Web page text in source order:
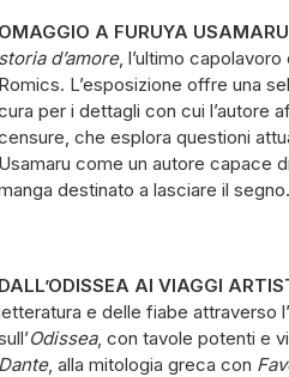
OMAGGIO A FURUYA
storia d’amore, l’ultimo
Romics. L’esposizione offre una
per i dettagli con cui l’autore
che esplora questioni
Usamaru come un autore capace
destinato a lasciare il
DALL’ODISSEA AI VIAGGI
e delle fiabe attraverso
Odissea, con tavole potenti e
Dante, alla mitologia greca con